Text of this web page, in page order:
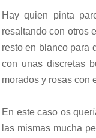
Hay quien pinta
resaltando con otros
resto en blanco para
con unas discretas
morados y rosas con
En este caso os
las mismas mucha